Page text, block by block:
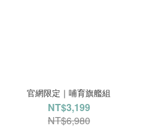
官網限定｜哺育旗艦組
NT$3,199
NT$6,980